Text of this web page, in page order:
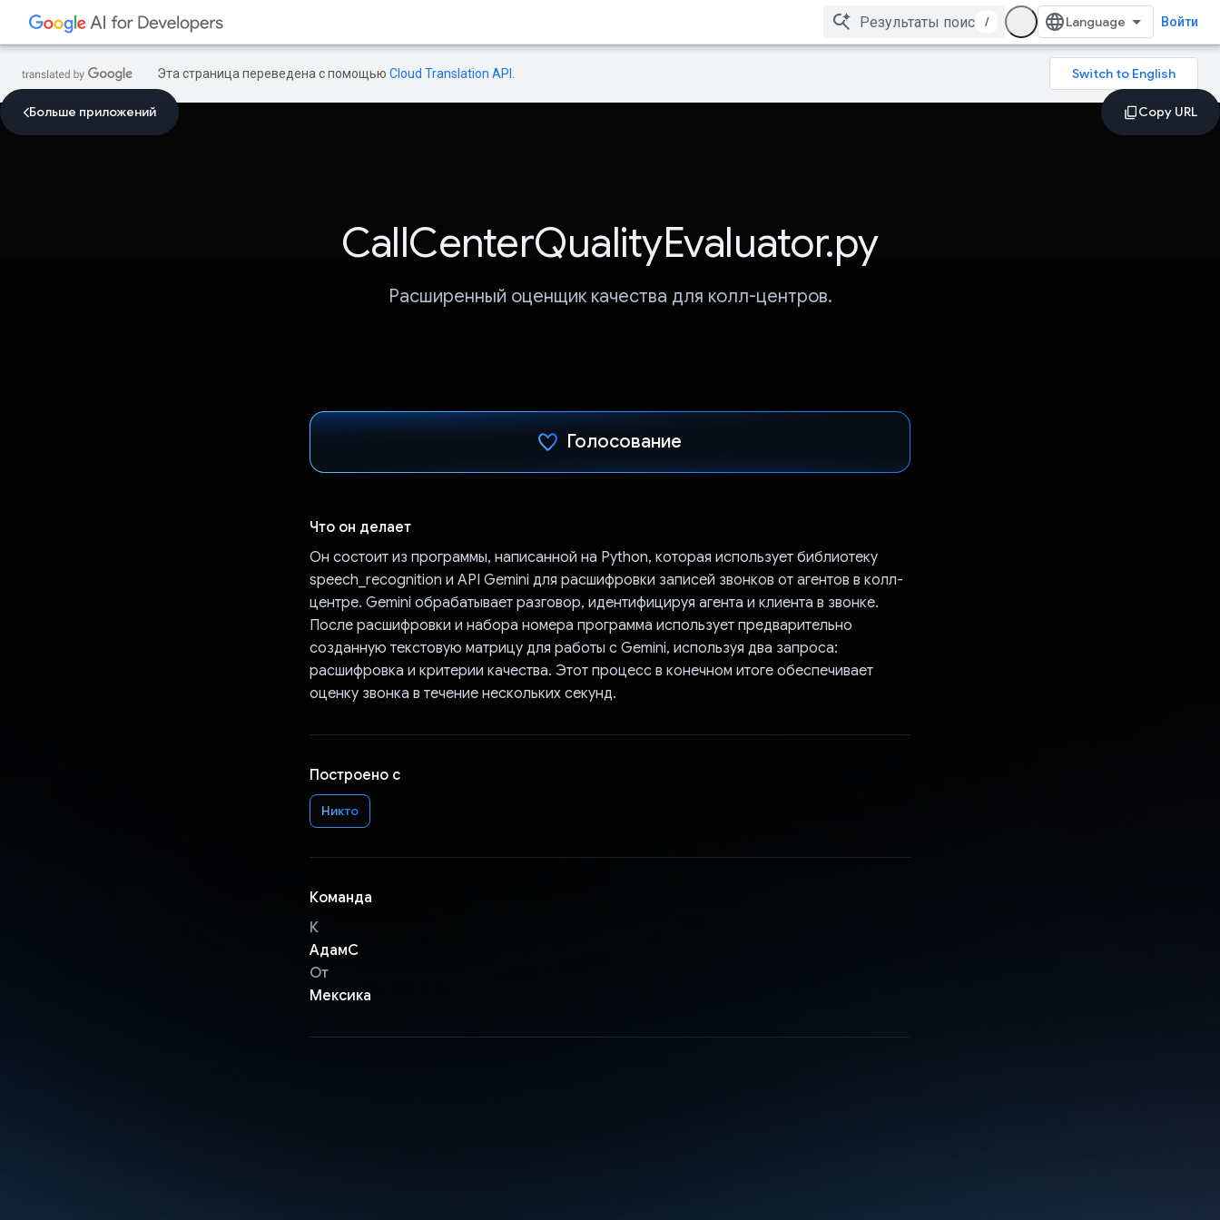
/ Войти
Эта страница переведена с помощью Cloud Translation API
Больше приложений
CallCenterQualityEvaluator.py
Расширенный оценщик качества для колл-центров.
Голосование
Что он делает
Он состоит из программы, написанной на Python, которая использует библиотеку
speech_recognition и API Gemini для расшифровки записей звонков от агентов в колл-
центре. Gemini обрабатывает разговор, идентифицируя агента и клиента в звонке.
После расшифровки и набора номера программа использует предварительно
созданную текстовую матрицу для работы с Gemini, используя два запроса:
расшифровка и критерии качества. Этот процесс в конечном итоге обеспечивает
оценку звонка в течение нескольких секунд.
Построено с
Никто
Команда
К
АдамС
От
Мексика